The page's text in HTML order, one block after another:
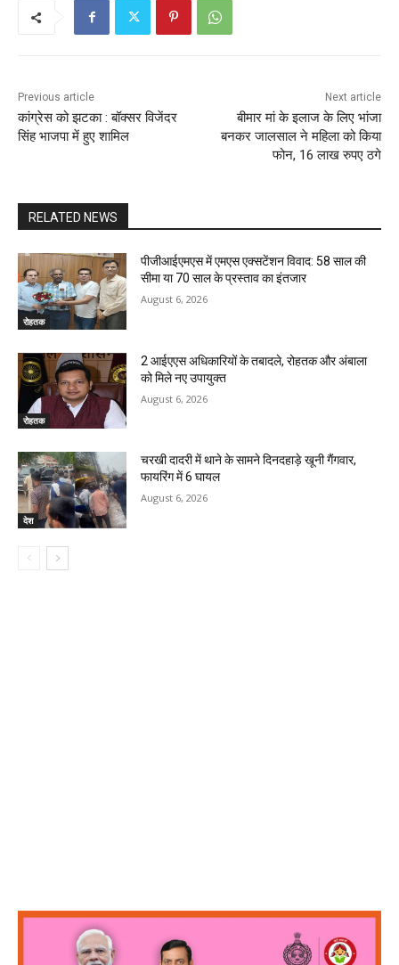
Previous article
कांग्रेस को झटका : बॉक्सर विजेंदर
सिंह भाजपा में हुए शामिल
Next article
बीमार मां के इलाज के लिए भांजा
बनकर जालसाल ने महिला को किया
फोन, 16 लाख रुपए ठगे
RELATED NEWS
रोहतक
पीजीआईएमएस में एमएस एक्सटेंशन विवाद: 58 साल की
सीमा या 70 साल के प्रस्ताव का इंतजार
August 6, 2026
रोहतक
2 आईएएस अधिकारियों के तबादले, रोहतक और अंबाला
को मिले नए उपायुक्त
August 6, 2026
देश
चरखी दादरी में थाने के सामने दिनदहाड़े खूनी गैंगवार,
फायरिंग में 6 घायल
August 6, 2026